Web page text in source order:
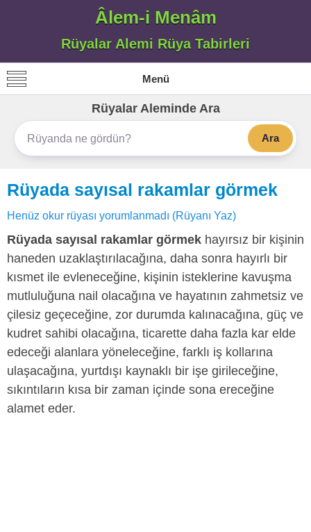
Âlem-i Menâm
Rüyalar Alemi Rüya Tabirleri
Menü
Rüyalar Aleminde Ara
Ara
Rüyada sayısal rakamlar görmek
Henüz okur rüyası yorumlanmadı (Rüyanı Yaz)
Rüyada sayısal rakamlar görmek hayırsız bir kişinin
haneden uzaklaştırılacağına, daha sonra hayırlı bir
kısmet ile evleneceğine, kişinin isteklerine kavuşma
mutluluğuna nail olacağına ve hayatının zahmetsiz ve
çilesiz geçeceğine, zor durumda kalınacağına, güç ve
kudret sahibi olacağına, ticarette daha fazla kar elde
edeceği alanlara yöneleceğine, farklı iş kollarına
ulaşacağına, yurtdışı kaynaklı bir işe girileceğine,
sıkıntıların kısa bir zaman içinde sona ereceğine
alamet eder.